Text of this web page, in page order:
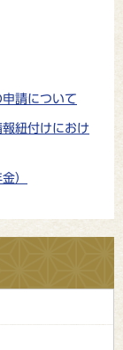
請について
紐付けにおけ
）